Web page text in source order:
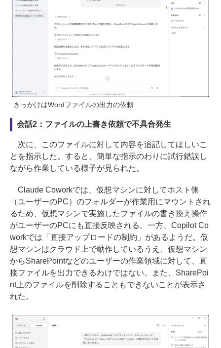
きっかけはWordファイルの出力の依頼
会話2：ファイルの上書き依頼で不具合発生
次に、このファイルに対して内容を追記してほしいこ
とを指示した。すると、簡単な指示のわりに試行錯誤し
ながら作業している様子が見られた。
Claude Coworkでは、仮想マシンに対してホスト側
（ユーザーのPC）のフォルダーが作業用にマウントされ
るため、仮想マシンで実施したファイルの書き換え操作
がユーザーのPCにも直接反映される。一方、Copilot Co
workでは「直接アップロードの制約」があるようだ。仮
想マシンはクラウド上で動作しているうえ、仮想マシン
からSharePointなどのユーザーの作業領域に対して、直
接ファイルを出力できるわけではない。また、SharePoi
nt上のファイルを削除することもできないことが表示さ
れた。